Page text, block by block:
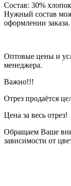
Состав: 30%
Нужный состав
оформлении заказа.
Оптовые цены и
менеджера.
Важно!!!
Отрез продаётся
Цена за весь отрез!
Обращаем Ваше
зависимости от